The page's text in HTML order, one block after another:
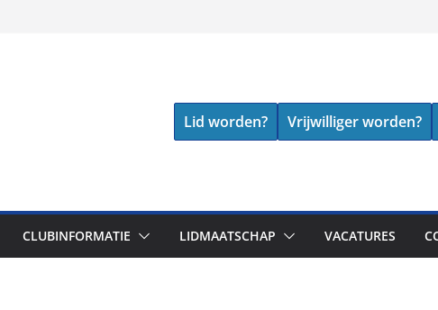
Lid worden? Vrijwilliger worden?
CLUBINFORMATIE LIDMAATSCHAP VACATURES